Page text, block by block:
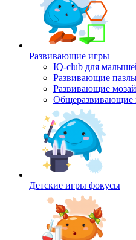
Развивающие игры
IQ-club для
Развивающие
Развивающие
Общеразвивающие
Детские игры фокусы